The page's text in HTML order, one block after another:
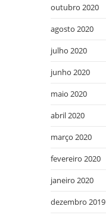
outubro 2020
agosto 2020
julho 2020
junho 2020
maio 2020
abril 2020
março 2020
fevereiro 2020
janeiro 2020
dezembro 2019